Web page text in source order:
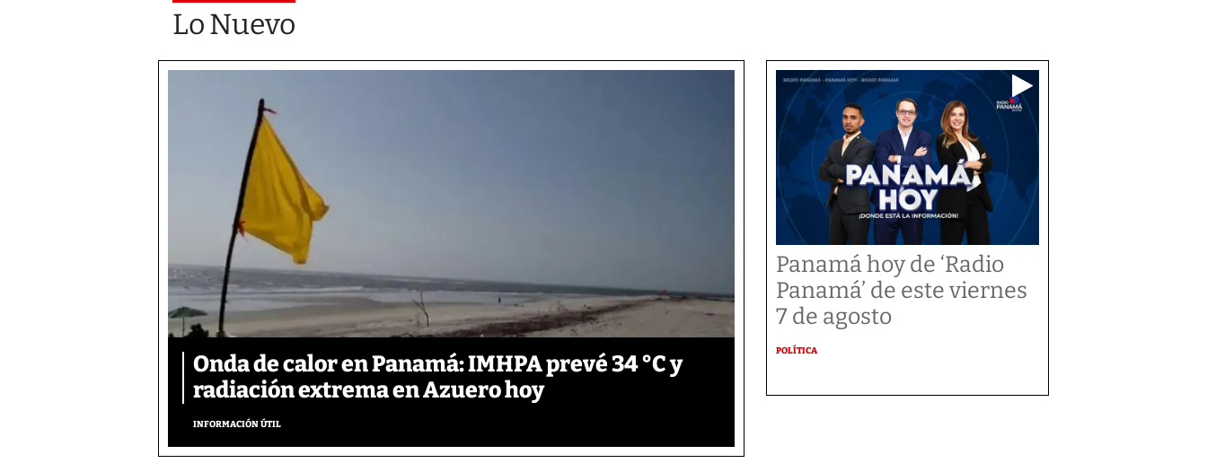
Lo Nuevo
Onda de calor en Panamá: IMHPA prevé 34 °C y
radiación extrema en Azuero hoy
INFORMACIÓN ÚTIL
Panamá hoy de ‘Radio
Panamá’ de este viernes
7 de agosto
POLÍTICA